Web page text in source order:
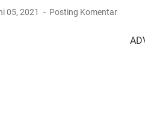
05, 2021 Posting Komentar